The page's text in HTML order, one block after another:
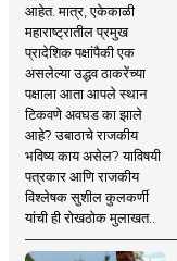
आहेत. मात्र, एकेकाळी
महाराष्ट्रातील प्रमुख
प्रादेशिक पक्षांपैकी एक
असलेल्या उद्धव ठाकरेंच्या
पक्षाला आता आपले स्थान
टिकवणे अवघड का झाले
आहे? उबाठाचे राजकीय
भविष्य काय असेल? याविषयी
पत्रकार आणि राजकीय
विश्लेषक सुशील कुलकर्णी
यांची ही रोखठोक मुलाखत..